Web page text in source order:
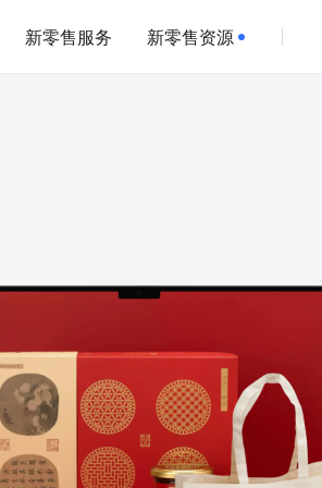
新零售服务 新零售资源